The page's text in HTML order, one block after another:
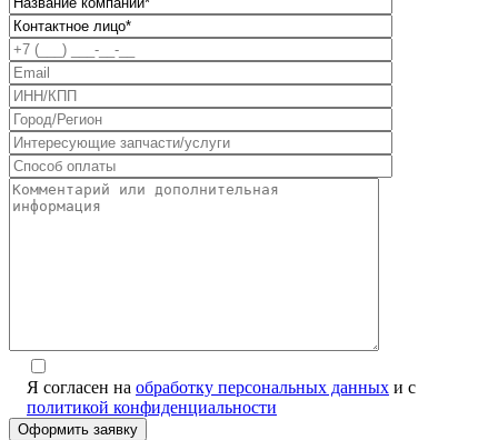
Я согласен на обработку персональных данных и с
политикой конфиденциальности